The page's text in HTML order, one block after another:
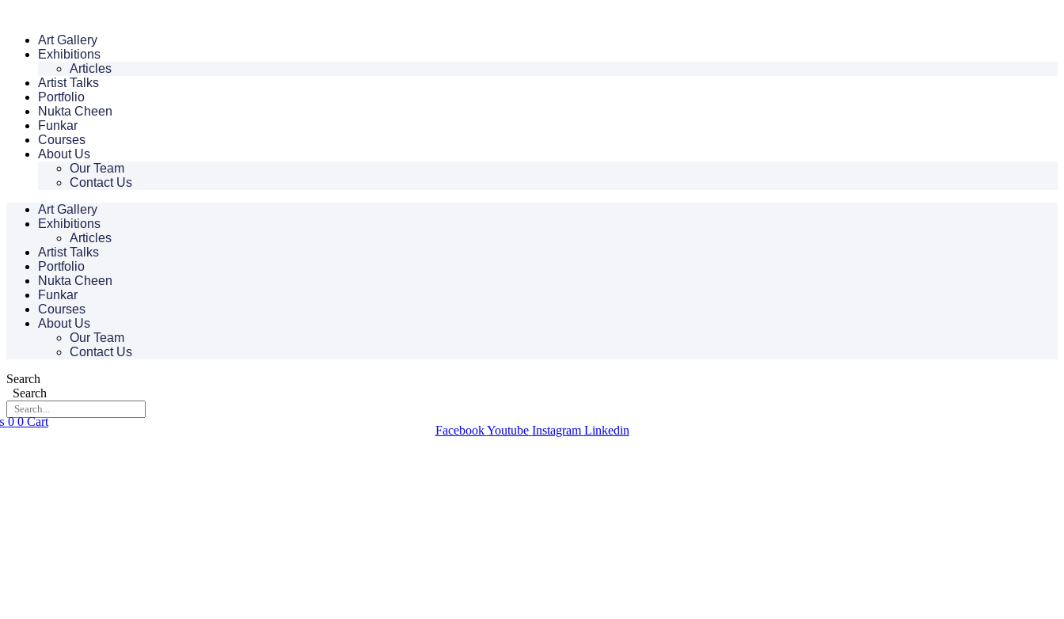
contentArt Gallery
Exhibitions
Articles
Artist Talks
Portfolio
Nukta Cheen
Funkar
Courses
About Us
Our Team
Contact Us
Art Gallery
Exhibitions
Articles
Artist Talks
Portfolio
Nukta Cheen
Funkar
Courses
About Us
Our Team
Contact Us
Search
Search
0 0 Cart
Facebook Youtube Instagram Linkedin